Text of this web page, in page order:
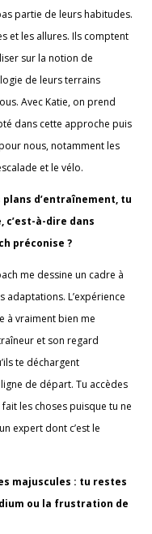
partie de leurs habitudes.
et les allures. Ils comptent
sur la notion de
de leurs terrains
Avec Katie, on prend
dans cette approche puis
nous, notamment les
et le vélo.
d’entraînement, tu
c’est-à-dire dans
préconise ?
me dessine un cadre à
L’expérience
à vraiment bien me
et son regard
te déchargent
de départ. Tu accèdes
les choses puisque tu ne
expert dont c’est le
majuscules : tu restes
ou la frustration de